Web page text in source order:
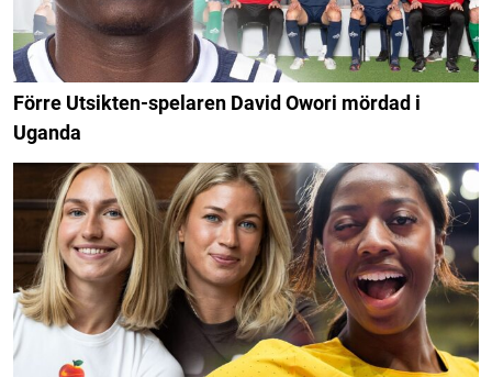
Förre Utsikten-spelaren David Owori mördad i
Uganda